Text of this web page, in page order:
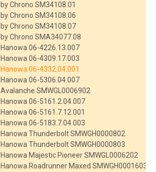
by Chrono SM34108.01
by Chrono SM34108.06
by Chrono SM34108.07
by Chrono SMA34077.08
Hanowa 06-4226.13.007
Hanowa 06-4309.17.003
Hanowa 06-4332.04.001
Hanowa 06-5306.04.007
Avalanche SMWGL0006902
Hanowa 06-5161.2.04.007
Hanowa 06-5161.7.12.001
Hanowa 06-5183.7.04.003
Hanowa Thunderbolt SMWGH0000802
Hanowa Thunderbolt SMWGH0000803
Hanowa Majestic Pioneer SMWGL0006202
Hanowa Roadrunner Maxed SMWGH0001603